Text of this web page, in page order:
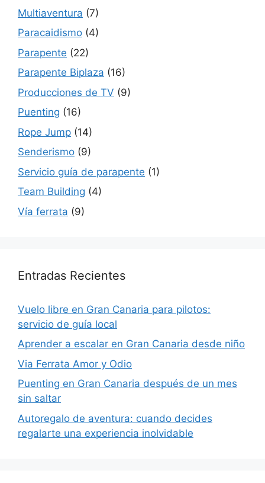
Multiaventura (7)
Paracaidismo (4)
Parapente (22)
Parapente Biplaza (16)
Producciones de TV (9)
Puenting (16)
Rope Jump (14)
Senderismo (9)
Servicio guía de parapente (1)
Team Building (4)
Vía ferrata (9)
Entradas Recientes
Vuelo libre en Gran Canaria para pilotos:
servicio de guía local
Aprender a escalar en Gran Canaria desde niño
Via Ferrata Amor y Odio
Puenting en Gran Canaria después de un mes
sin saltar
Autoregalo de aventura: cuando decides
regalarte una experiencia inolvidable